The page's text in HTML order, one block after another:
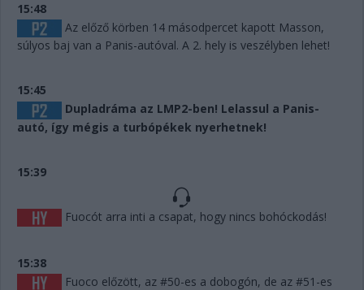
15:48
Az előző körben 14 másodpercet kapott Masson,
súlyos baj van a Panis-autóval. A 2. hely is veszélyben lehet!
15:45
Dupladráma az LMP2-ben! Lelassul a Panis-
autó, így mégis a turbópékek nyerhetnek!
15:39
Fuocót arra inti a csapat, hogy nincs bohóckodás!
15:38
Fuoco előzött, az #50-es a dobogón, de az #51-es